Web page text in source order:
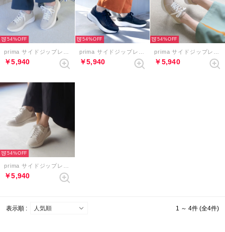
54%
￥5,940
54%
￥5,940
54%
￥5,940
54%
￥5,940
表示順 : 1 ～ 4件 (全4件)